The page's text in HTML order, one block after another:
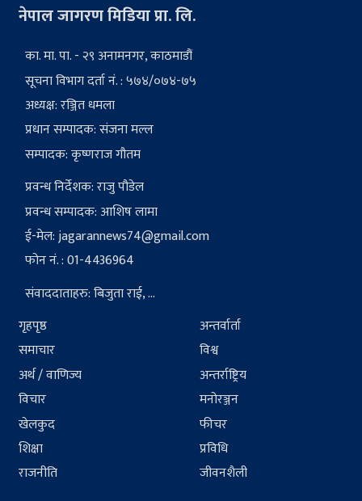
नेपाल जागरण मिडिया प्रा. लि.
का. मा. पा. - २९ अनामनगर, काठमाडौं
सूचना विभाग दर्ता नं. : ५७४/०७४-७५
अध्यक्ष: रञ्जित धमला
प्रधान सम्पादक: संजना मल्ल
सम्पादक: कृष्णराज गौतम
प्रवन्ध निर्देशक: राजु पौडेल
प्रवन्ध सम्पादक: आशिष लामा
ई-मेल:jagarannews74@gmail.com
फोन नं. : 01-4436964
संवाददाताहरु: बिजुता राई, ...
गृहपृष्ठ
समाचार
अर्थ / वाणिज्य
विचार
खेलकुद
शिक्षा
राजनीति
अन्तर्वार्ता
विश्व
अन्तर्राष्ट्रिय
मनोरञ्जन
फीचर
प्रविधि
जीवनशैली